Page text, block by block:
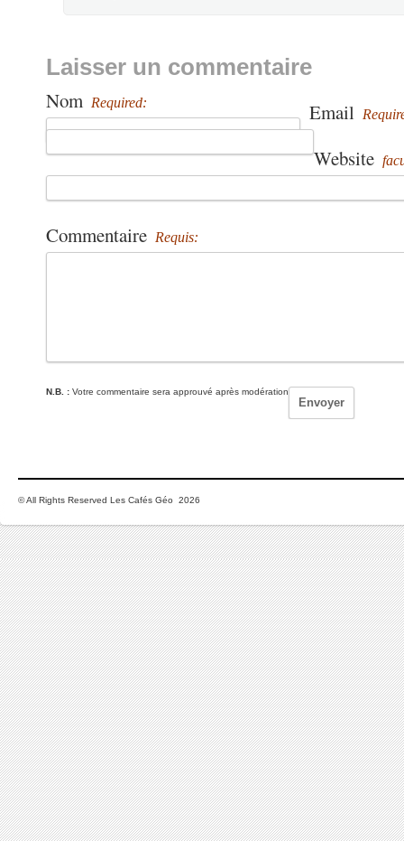
Laisser un commentaire
Nom Required: Email
Website
Commentaire Requis:
N.B. : Votre commentaire sera approuvé après modération
© All Rights Reserved Les Cafés Géo 2026